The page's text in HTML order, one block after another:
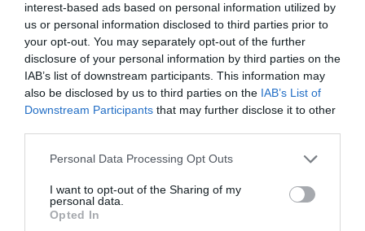
interest-based ads based on personal information utilized by
us or personal information disclosed to third parties prior to
your opt-out. You may separately opt-out of the further
disclosure of your personal information by third parties on the
IAB’s list of downstream participants. This information may
also be disclosed by us to third parties on the IAB’s List of
Downstream Participants that may further disclose it to other
Please note that this website/app uses one or more Google
not limited to your visit or usage behaviour. You may click to
grant or deny consent to Google and its third-party tags to
use your data for below specified purposes in below Google
Personal Data Processing Opt Outs
I want to opt-out of the Sharing of my
personal data.
Opted In
Οι «Τυπολογίες» περνούν στην εικόνα, έχοντας
ως πρώτο καλεσμένο στο νέο vidcast τον Παύλο
Μαρινάκη
«Τυπολογίες» στο